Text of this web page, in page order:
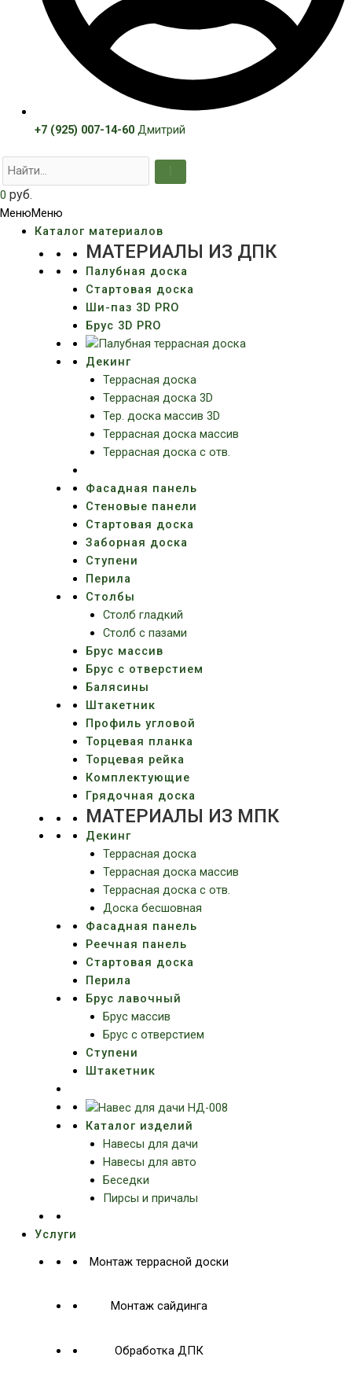
+7 (925) 007-14-60Дмитрий
0 руб.
МенюМеню
Каталог материалов
МАТЕРИАЛЫ ИЗ ДПК
Палубная доска
Стартовая доска
Ши-паз 3D PRO
Брус 3D PRO
Декинг
Террасная доска
Террасная доска 3D
Тер. доска массив 3D
Террасная доска массив
Террасная доска с отв.
Фасадная панель
Стеновые панели
Стартовая доска
Заборная доска
Ступени
Перила
Столбы
Столб гладкий
Столб с пазами
Брус массив
Брус с отверстием
Балясины
Штакетник
Профиль угловой
Торцевая планка
Торцевая рейка
Комплектующие
Грядочная доска
МАТЕРИАЛЫ ИЗ МПК
Декинг
Террасная доска
Террасная доска массив
Террасная доска c отв.
Доска бесшовная
Фасадная панель
Реечная панель
Стартовая доска
Перила
Брус лавочный
Брус массив
Брус с отверстием
Ступени
Штакетник
Каталог изделий
Навесы для дачи
Навесы для авто
Беседки
Пирсы и причалы
Услуги
Монтаж террасной доски
Монтаж сайдинга
Обработка ДПК